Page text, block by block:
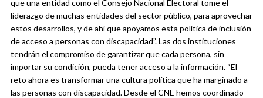
que una entidad como el Consejo Nacional Electoral tome el
liderazgo de muchas entidades del sector público, para aprovechar
estos desarrollos, y de ahí que apoyamos esta política de inclusión
de acceso a personas con discapacidad”.Las dos instituciones
tendrán el compromiso de garantizar que cada persona, sin
importar su condición, pueda tener acceso a la información. “El
reto ahora es transformar una cultura política que ha marginado a
las personas con discapacidad. Desde el CNE hemos coordinado